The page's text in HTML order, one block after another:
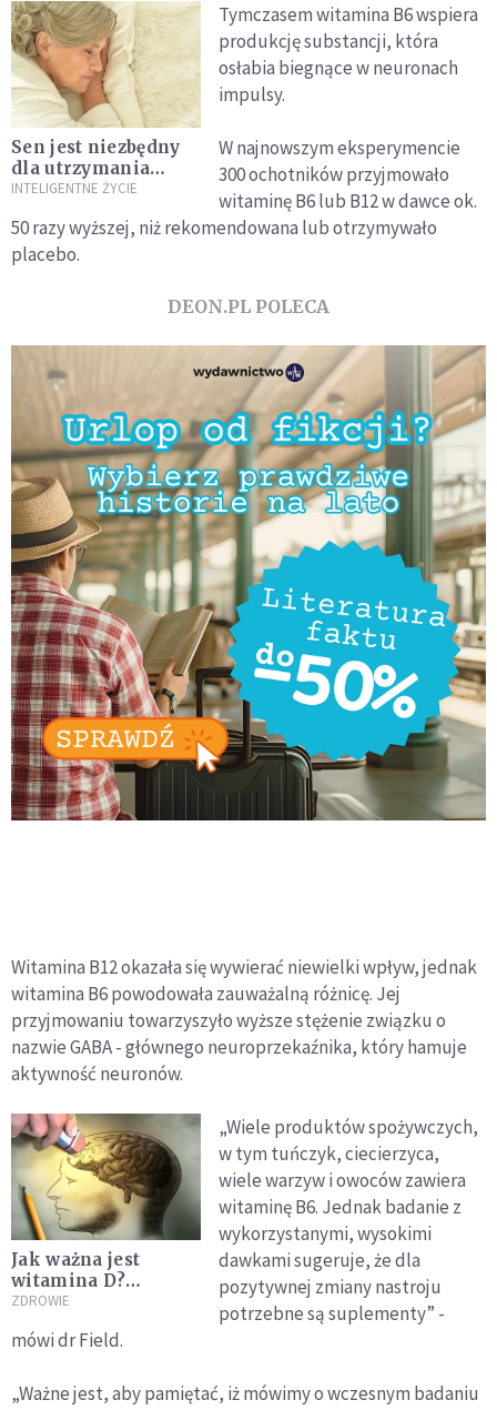
Sen jest niezbędny
dla utrzymania
zdrowia serca
INTELIGENTNE ŻYCIE
Tymczasem witamina B6 wspiera
produkcję substancji, która
osłabia biegnące w neuronach
impulsy.
W najnowszym eksperymencie
300 ochotników przyjmowało
witaminę B6 lub B12 w dawce ok.
50 razy wyższej, niż rekomendowana lub otrzymywało
placebo.
DEON.PL POLECA
Witamina B12 okazała się wywierać niewielki wpływ, jednak
witamina B6 powodowała zauważalną różnicę. Jej
przyjmowaniu towarzyszyło wyższe stężenie związku o
nazwie GABA - głównego neuroprzekaźnika, który hamuje
aktywność neuronów.
Jak ważna jest
witamina D?
Niedobór może
demencji i udaru
ZDROWIE
„Wiele produktów spożywczych,
w tym tuńczyk, ciecierzyca,
wiele warzyw i owoców zawiera
witaminę B6. Jednak badanie z
wykorzystanymi, wysokimi
dawkami sugeruje, że dla
pozytywnej zmiany nastroju
potrzebne są suplementy” -
mówi dr Field.
„Ważne jest, aby pamiętać, iż mówimy o wczesnym badaniu